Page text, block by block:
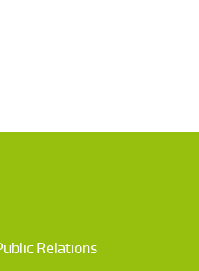
Relations